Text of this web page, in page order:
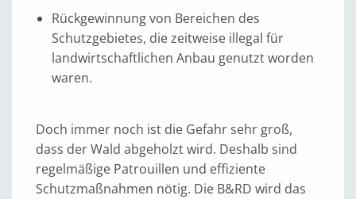
Rückgewinnung von Bereichen des
Schutzgebietes, die zeitweise illegal für
landwirtschaftlichen Anbau genutzt worden
waren.
Doch immer noch ist die Gefahr sehr groß,
dass der Wald abgeholzt wird. Deshalb sind
regelmäßige Patrouillen und effiziente
Schutzmaßnahmen nötig. Die B&RD wird das